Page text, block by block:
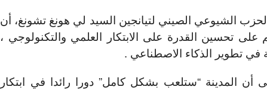
الشيوعي الصيني لتيانجين السيد لي هونغ تشونغ، أن
تحسين القدرة على الابتكار العلمي والتكنولوجي ،
في تطوير الذكاء الاصطناعي .
أن المدينة “ستلعب بشكل كامل” دورا رائدا في ابتكار